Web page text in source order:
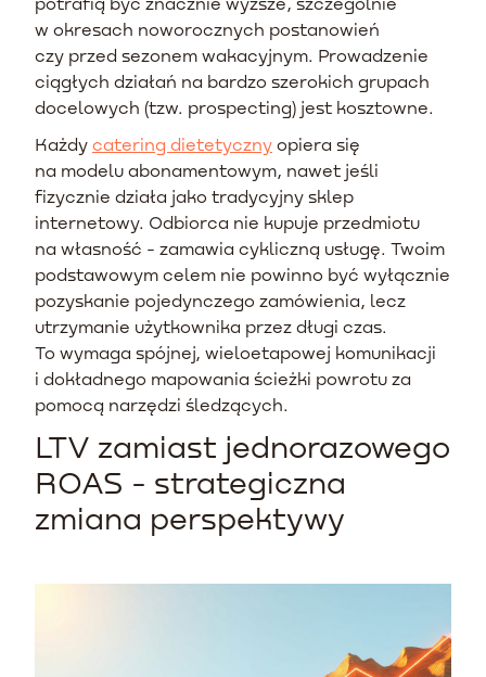
w okresach noworocznych postanowień
czy przed sezonem wakacyjnym. Prowadzenie
ciągłych działań na bardzo szerokich grupach
docelowych (tzw. prospecting) jest kosztowne.
Każdy catering dietetyczny opiera się
na modelu abonamentowym, nawet jeśli
fizycznie działa jako tradycyjny sklep
internetowy. Odbiorca nie kupuje przedmiotu
na własność - zamawia cykliczną usługę. Twoim
podstawowym celem nie powinno być wyłącznie
pozyskanie pojedynczego zamówienia, lecz
utrzymanie użytkownika przez długi czas.
To wymaga spójnej, wieloetapowej komunikacji
i dokładnego mapowania ścieżki powrotu za
pomocą narzędzi śledzących.
LTV zamiast jednorazowego
ROAS - strategiczna
zmiana perspektywy